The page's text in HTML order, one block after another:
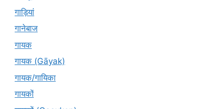
गाड़ियां
गानेबाज
गायक
गायक (Gāyak)
गायक/गायिका
गायकों